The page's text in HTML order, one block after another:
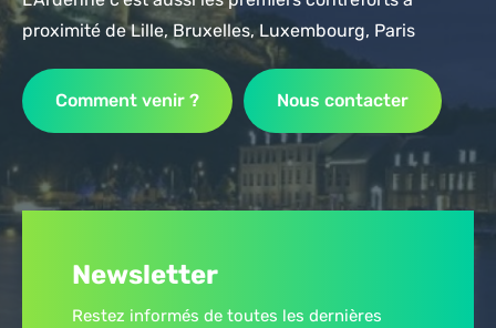
proximité de Lille, Bruxelles, Luxembourg, Paris
Comment venir ? Nous contacter
Newsletter
Restez informés de toutes les dernières